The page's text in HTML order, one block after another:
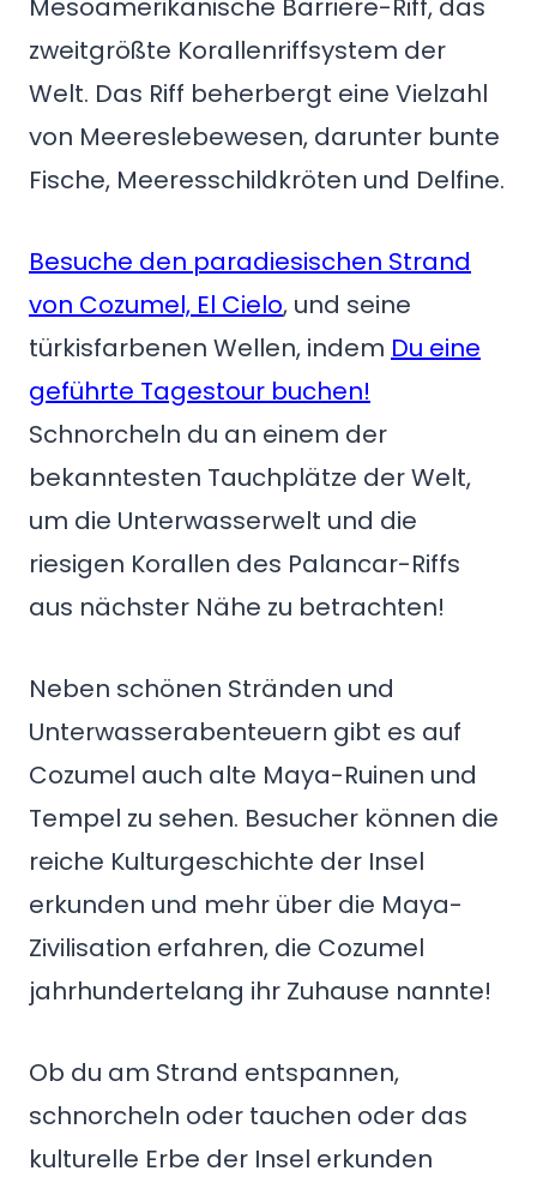
Mesoamerikanische Barriere-Riff, das
zweitgrößte Korallenriffsystem der
Welt. Das Riff beherbergt eine Vielzahl
von Meereslebewesen, darunter bunte
Fische, Meeresschildkröten und Delfine.
Besuche den paradiesischen Strand
von Cozumel, El Cielo, und seine
türkisfarbenen Wellen, indem Du eine
geführte Tagestour buchen!
Schnorcheln du an einem der
bekanntesten Tauchplätze der Welt,
um die Unterwasserwelt und die
riesigen Korallen des Palancar-Riffs
aus nächster Nähe zu betrachten!
Neben schönen Stränden und
Unterwasserabenteuern gibt es auf
Cozumel auch alte Maya-Ruinen und
Tempel zu sehen. Besucher können die
reiche Kulturgeschichte der Insel
erkunden und mehr über die Maya-
Zivilisation erfahren, die Cozumel
jahrhundertelang ihr Zuhause nannte!
Ob du am Strand entspannen,
schnorcheln oder tauchen oder das
kulturelle Erbe der Insel erkunden